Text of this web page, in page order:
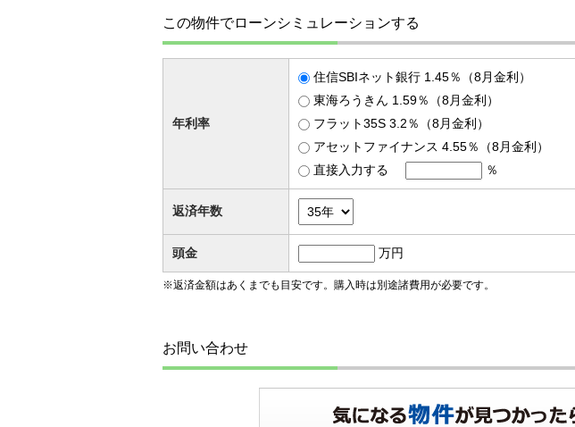
この物件でローンシミュレーションする
年利率
住信SBIネット銀行 1.45％（8月金利）
東海ろうきん 1.59％（8月金利）
フラット35S 3.2％（8月金利）
アセットファイナンス 4.55％（8月金利）
直接入力する
％
返済年数
頭金
万円
※返済金額はあくまでも目安です。購入時は別途諸費用が必要です。
お問い合わせ